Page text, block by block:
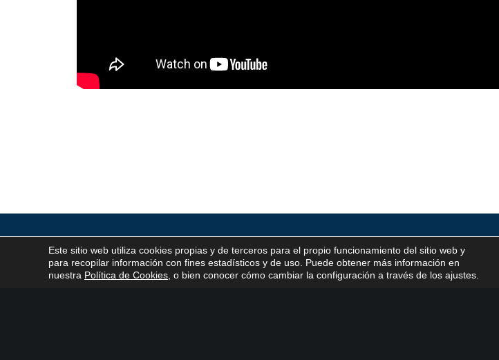
CONTÁCTANOS
Este sitio web utiliza cookies propias y de terceros para el propio funcionamiento del sitio web y
para recopilar información con fines estadísticos y de uso. Puede obtener más información en
nuestra Política de Cookies , o bien conocer cómo cambiar la configuración a través de los ajustes